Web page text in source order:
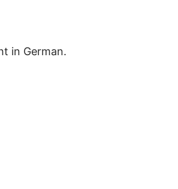
in German.